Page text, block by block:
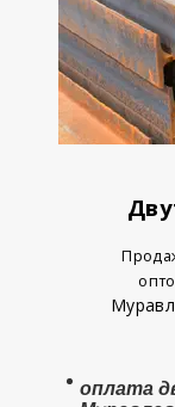
оплата